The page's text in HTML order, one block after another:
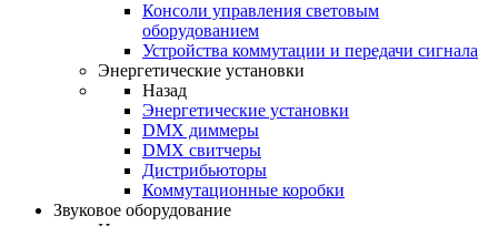
Консоли управления световым
оборудованием
Устройства коммутации и передачи сигнала
Энергетические установки
Назад
Энергетические установки
DMX диммеры
DMX свитчеры
Дистрибьюторы
Коммутационные коробки
Звуковое оборудование